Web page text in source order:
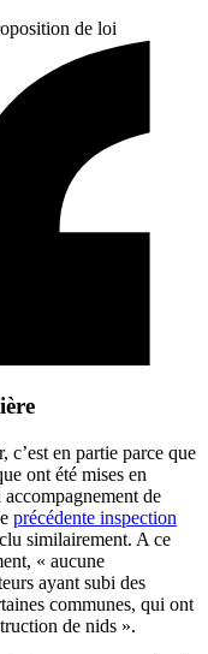
de loi
c’est en partie parce que
ont été mises en
de
précédente inspection
similairement. A ce
« aucune
ayant subi des
communes, qui ont
de nids ».